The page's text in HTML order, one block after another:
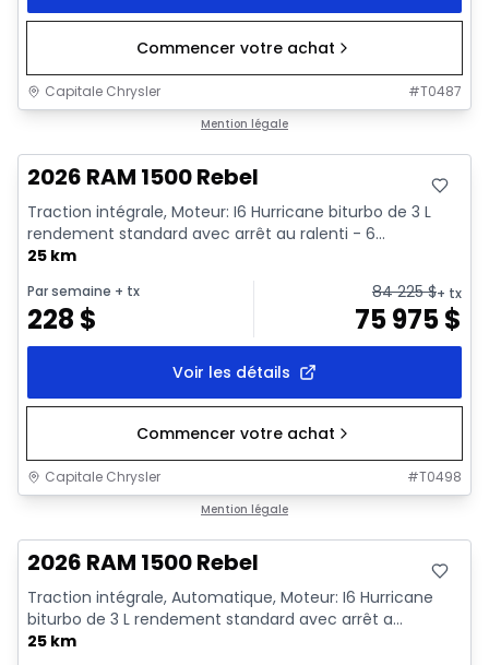
Commencer votre achat
Capitale Chrysler #T0487
Mention légale
2026 RAM 1500 Rebel
Traction intégrale, Moteur: I6 Hurricane biturbo de 3 L
rendement standard avec arrêt au ralenti - 6...
25 km
Par semaine + tx
228 $
84 225$+ tx
75 975$
Voir les détails
Commencer votre achat
Capitale Chrysler #T0498
Mention légale
2026 RAM 1500 Rebel
Traction intégrale, Automatique, Moteur: I6 Hurricane
biturbo de 3 L rendement standard avec arrêt a...
25 km